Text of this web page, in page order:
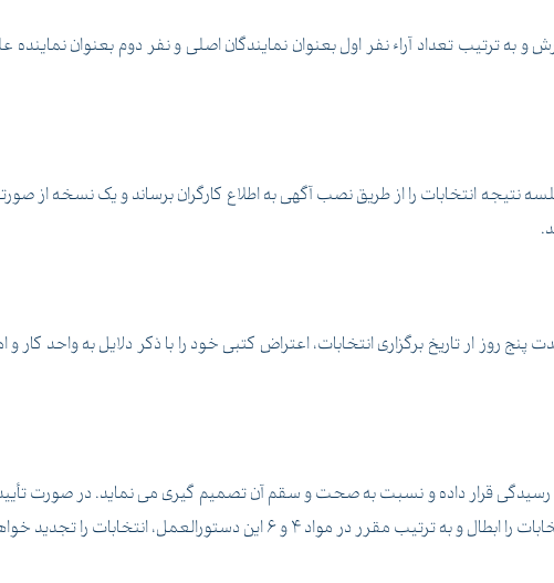
به ترتیب تعداد آراء نفر اول بعنوان نمایندگان اصلی و نفر دوم بعنوان نماینده
انتخابات را از طریق نصب آگهی به اطلاع کارگران برساند و یک نسخه از
روز ار تاریخ برگزاری انتخابات، اعتراض کتبی خود را با ذکر دلایل به واحد کار
رسیدگی قرار داده و نسبت به صحت و سقم آن تصمیم گیری می نماید. در صورت
4 و 6 این دستورالعمل، انتخابات را تجدید خواهد نمود.